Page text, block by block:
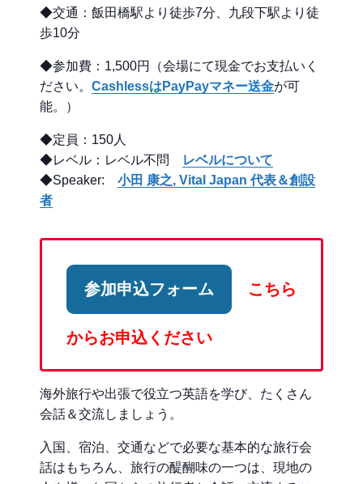
◆交通：飯田橋駅より徒歩7分、九段下駅より徒
歩10分
◆参加費：1,500円（会場にて現金でお支払いく
ださい。 CashlessはPayPayマネー送金が可
能。）
◆定員：150人
◆レベル：レベル不問
レベルについて
◆Speaker: 小田 康之, Vital Japan 代表＆創設
者
参加申込フォーム こちら
からお申込ください
海外旅行や出張で役立つ英語を学び、たくさん
会話＆交流しましょう。
入国、宿泊、交通などで必要な基本的な旅行会
話はもちろん、旅行の醍醐味の一つは、現地の